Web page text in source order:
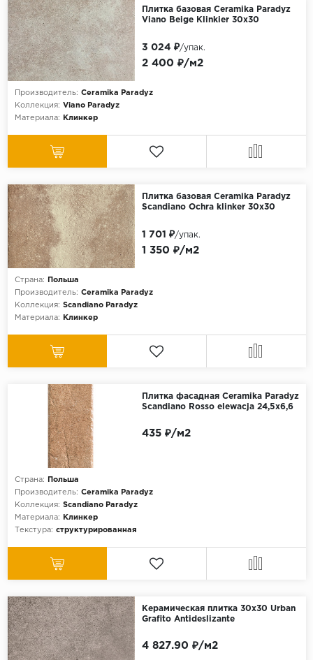
Плитка базовая Ceramika Paradyz
Viano Beige Klinkier 30x30
Производитель: Ceramika Paradyz
Коллекция: Viano Paradyz
Материала:
Клинкер
2 400 ₽/м2
3 024 ₽/упак.
Плитка базовая Ceramika Paradyz
Scandiano Ochra klinker 30x30
Страна:
Польша
Производитель: Ceramika Paradyz
Коллекция: Scandiano Paradyz
Материала:
Клинкер
1 350 ₽/м2
1 701 ₽/упак.
Плитка фасадная Ceramika Paradyz
Scandiano Rosso elewacja 24,5x6,6
Страна:
Польша
Производитель: Ceramika Paradyz
Коллекция: Scandiano Paradyz
Материала:
Клинкер
Текстура: структурированная
435 ₽/м2
Керамическая плитка 30x30 Urban
Grafito Antideslizante
4 827.90 ₽/м2